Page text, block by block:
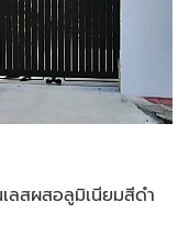
ลสผสอลูมิเนียมสีดำ